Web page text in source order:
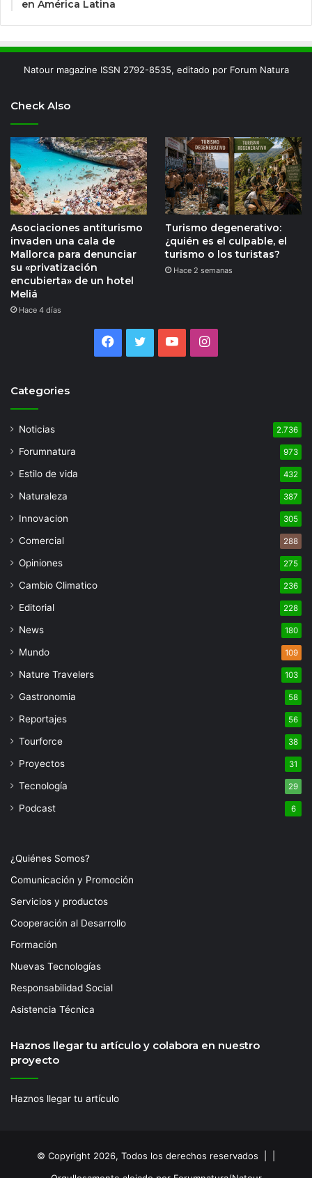
en América Latina
Natour magazine ISSN 2792-8535, editado por Forum Natura
Check Also
Asociaciones antiturismo
invaden una cala de
Mallorca para denunciar
su «privatización
encubierta» de un hotel
Meliá
Hace 4 días
Turismo degenerativo:
¿quién es el culpable, el
turismo o los turistas?
Hace 2 semanas
Facebook
TwitterYouTubeInstagram
Categories
Noticias 2.736
Forumnatura 973
Estilo de vida 432
Naturaleza 387
Innovacion 305
Comercial 288
Opiniones 275
Cambio Climatico 236
Editorial 228
News 180
Mundo 109
Nature Travelers 103
Gastronomia 58
Reportajes 56
Tourforce 38
Proyectos 31
Tecnología 29
Podcast 6
¿Quiénes Somos?
Comunicación y Promoción
Servicios y productos
Cooperación al Desarrollo
Formación
Nuevas Tecnologías
Responsabilidad Social
Asistencia Técnica
Haznos llegar tu artículo y colabora en nuestro
proyecto
Haznos llegar tu artículo
© Copyright 2026, Todos los derechos reservados | |